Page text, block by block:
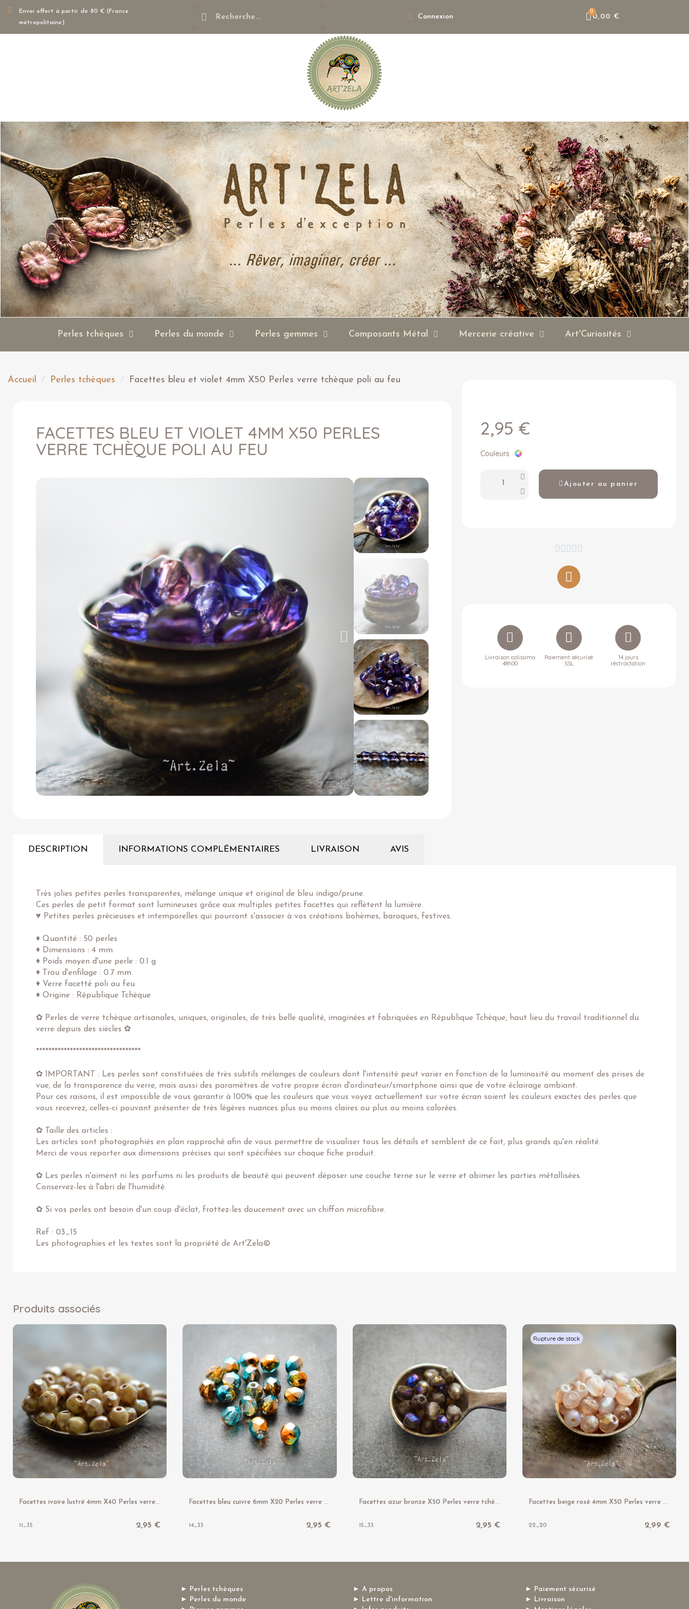
Envoi offert à partir de 80 € (France
métropolitaine)
Connexion 0,00 €
Perles tchèques Perles du monde Perles gemmes Composants Métal Mercerie créative Art'Curiosités
Accueil Perles tchèques Facettes bleu et violet 4mm X50 Perles verre tchèque poli au feu
FACETTES BLEU ET VIOLET 4MM X50 PERLES
VERRE TCHÈQUE POLI AU FEU
2,95 €
Couleurs
Ajouter au panier
    
Livraison colissimo
48h00
Paiement sécurisé
SSL
14 jours
réctractation
DESCRIPTION INFORMATIONS COMPLÉMENTAIRES LIVRAISON AVIS
Très jolies petites perles transparentes, mélange unique et original de bleu indigo/prune.
Ces perles de petit format sont lumineuses grâce aux multiples petites facettes qui reflètent la lumière.
♥ Petites perles précieuses et intemporelles qui pourront s'associer à vos créations bohèmes, baroques, festives.
♦ Quantité : 50 perles
♦ Dimensions : 4 mm
♦ Poids moyen d'une perle : 0.1 g
♦ Trou d'enfilage : 0.7 mm
♦ Verre facetté poli au feu
♦ Origine : République Tchèque
✿ Perles de verre tchèque artisanales, uniques, originales, de très belle qualité, imaginées et fabriquées en République Tchèque, haut lieu du travail traditionnel du
verre depuis des siècles ✿
**********************************
✿ IMPORTANT : Les perles sont constituées de très subtils mélanges de couleurs dont l'intensité peut varier en fonction de la luminosité au moment des prises de
vue, de la transparence du verre, mais aussi des paramètres de votre propre écran d'ordinateur/smartphone ainsi que de votre éclairage ambiant.
Pour ces raisons, il est impossible de vous garantir à 100% que les couleurs que vous voyez actuellement sur votre écran soient les couleurs exactes des perles que
vous recevrez, celles-ci pouvant présenter de très légères nuances plus ou moins claires ou plus ou moins colorées.
✿ Taille des articles :
Les articles sont photographiés en plan rapproché afin de vous permettre de visualiser tous les détails et semblent de ce fait, plus grands qu'en réalité.
Merci de vous reporter aux dimensions précises qui sont spécifiées sur chaque fiche produit.
✿ Les perles n'aiment ni les parfums ni les produits de beauté qui peuvent déposer une couche terne sur le verre et abimer les parties métallisées.
Conservez-les à l'abri de l'humidité.
✿ Si vos perles ont besoin d'un coup d'éclat, frottez-les doucement avec un chiffon microfibre.
Ref : 03_15
Les photographies et les textes sont la propriété de Art'Zela©
Produits associés
11_35 2,95 € 14_33 2,95 €
Facettes azur bronze X50 Perles verre tchèque texturé
15_33 2,95 €
Rupture de stock
22_20 2,99 €
► Perles tchèques
► Perles du monde
► A propos
► Lettre d'information
► Paiement sécurisé
► Livraison